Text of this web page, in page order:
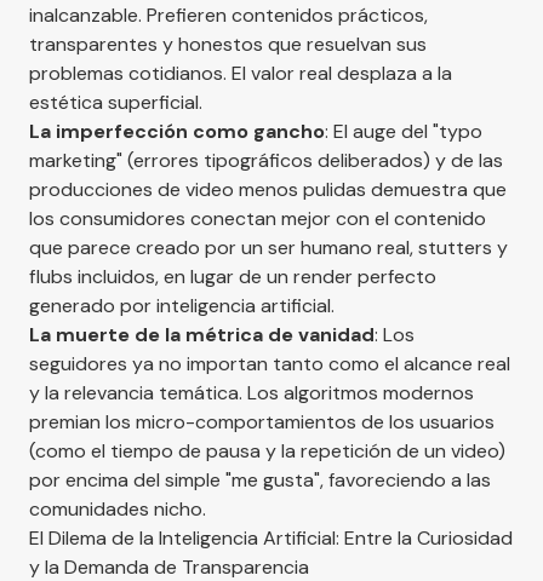
inalcanzable. Prefieren contenidos prácticos,
transparentes y honestos que resuelvan sus
problemas cotidianos. El valor real desplaza a la
estética superficial.
La imperfección como gancho: El auge del "typo
marketing" (errores tipográficos deliberados) y de las
producciones de video menos pulidas demuestra que
los consumidores conectan mejor con el contenido
que parece creado por un ser humano real, stutters y
flubs incluidos, en lugar de un render perfecto
generado por inteligencia artificial.
La muerte de la métrica de vanidad: Los
seguidores ya no importan tanto como el alcance real
y la relevancia temática. Los algoritmos modernos
premian los micro-comportamientos de los usuarios
(como el tiempo de pausa y la repetición de un video)
por encima del simple "me gusta", favoreciendo a las
comunidades nicho.
El Dilema de la Inteligencia Artificial: Entre la Curiosidad
y la Demanda de Transparencia